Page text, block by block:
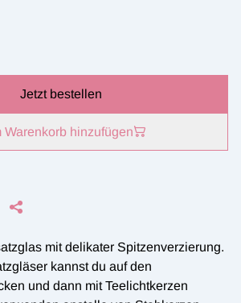
Jetzt bestellen
Warenkorb hinzufügen
mit delikater Spitzenverzierung.
kannst du auf den
und dann mit Teelichtkerzen